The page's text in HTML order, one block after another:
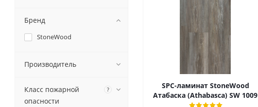
SPC-ламинат StoneWood
Атабаска (Athabasca) SW 1009
Бренд
StoneWood
Производитель
Класс пожарной
опасности
?